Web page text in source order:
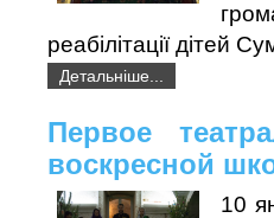
реабілітації дітей
Детальніше...
Первое
воскресной
10